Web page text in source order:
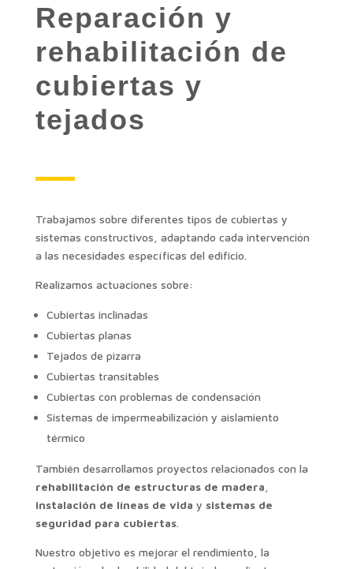
Reparación y
rehabilitación de
cubiertas y
tejados
Trabajamos sobre diferentes tipos de cubiertas y
sistemas constructivos, adaptando cada intervención
a las necesidades específicas del edificio.
Realizamos actuaciones sobre:
Cubiertas inclinadas
Cubiertas planas
Tejados de pizarra
Cubiertas transitables
Cubiertas con problemas de condensación
Sistemas de impermeabilización y aislamiento
térmico
También desarrollamos proyectos relacionados con la
rehabilitación de estructuras de madera
instalación de líneas de vida y sistemas de
seguridad para cubiertas.
Nuestro objetivo es mejorar el rendimiento, la